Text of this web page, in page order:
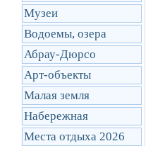
Музеи
Водоемы, озера
Абрау-Дюрсо
Арт-объекты
Малая земля
Набережная
Места отдыха 2026